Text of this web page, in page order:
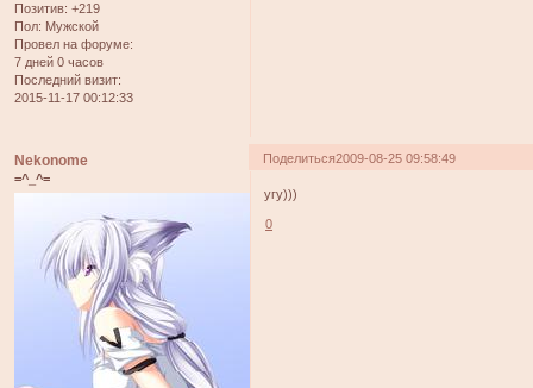
Позитив: +219
Пол: Мужской
Провел на форуме:
7 дней 0 часов
Последний визит:
2015-11-17 00:12:33
Поделиться2009-08-25 09:58:49
Nekonome
=^_^=
угу)))
0